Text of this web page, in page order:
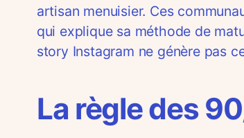
artisan menuisier. Ces
qui explique sa méthode de
story Instagram ne génère pas
La règle des